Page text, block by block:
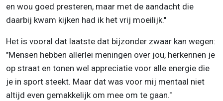
en wou goed presteren, maar met de aandacht die
daarbij kwam kijken had ik het vrij moeilijk."
Het is vooral dat laatste dat bijzonder zwaar kan wegen:
"Mensen hebben allerlei meningen over jou, herkennen je
op straat en tonen wel appreciatie voor alle energie die
je in sport steekt. Maar dat was voor mij mentaal niet
altijd even gemakkelijk om mee om te gaan."